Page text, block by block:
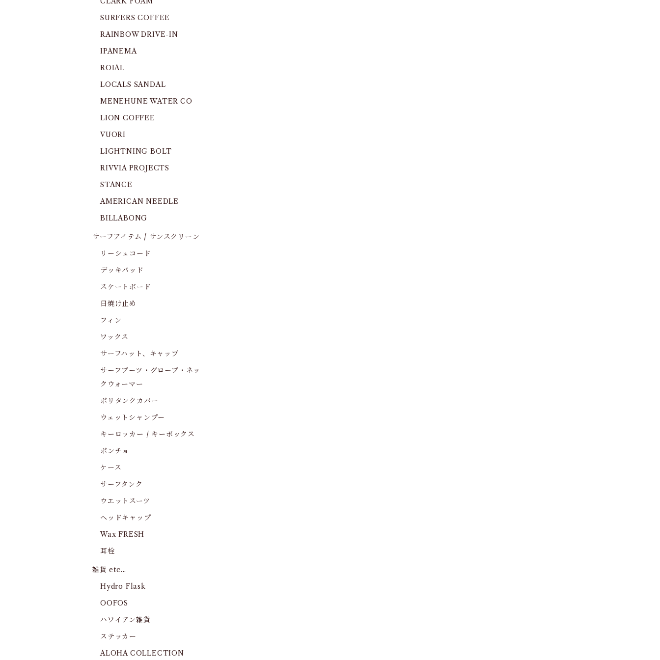
SURFERS COFFEE
RAINBOW DRIVE-IN
IPANEMA
ROIAL
LOCALS SANDAL
MENEHUNE WATER CO
LION COFFEE
VUORI
LIGHTNING BOLT
RIVVIA PROJECTS
STANCE
AMERICAN NEEDLE
BILLABONG
サーフアイテム / サンスクリーン
リーシュコード
デッキパッド
スケートボード
日焼け止め
フィン
ワックス
サーフハット、キャップ
サーフブーツ・グローブ・ネッ
クウォーマー
ポリタンクカバー
ウェットシャンプー
キーロッカー / キーボックス
ポンチョ
ケース
サーフタンク
ウエットスーツ
ヘッドキャップ
Wax FRESH
耳栓
雑貨 etc...
Hydro Flask
OOFOS
ハワイアン雑貨
ステッカー
ALOHA COLLECTION